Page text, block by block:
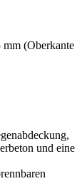
(Oberkante
und eine